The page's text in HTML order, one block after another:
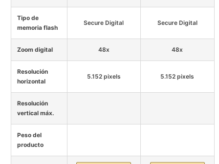
Tipo de
memoria flash
Secure Digital Secure Digital
Zoom digital 48x 48x
Resolución
horizontal
5.152 pixels 5.152 pixels
Resolución
vertical máx.
Peso del
producto